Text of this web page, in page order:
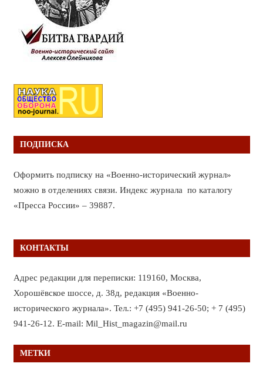
ПОДПИСКА
Оформить подписку на «Военно-исторический журнал»
можно в отделениях связи. Индекс журнала по каталогу
«Пресса России» – 39887.
КОНТАКТЫ
Адрес редакции для переписки: 119160, Москва,
Хорошёвское шоссе, д. 38д, редакция «Военно-
исторического журнала». Тел.: +7 (495) 941-26-50; + 7 (495)
941-26-12. E-mail: Mil_Hist_magazin@mail.ru
МЕТКИ